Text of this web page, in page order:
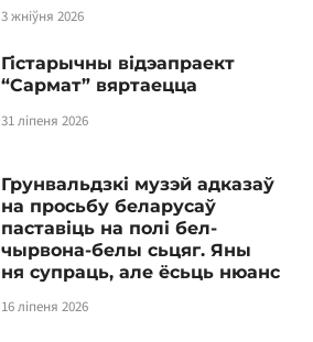
3 жніўня 2026
Гістарычны відэапраект
“Сармат” вяртаецца
31 ліпеня 2026
Грунвальдзкі музэй адказаў
на просьбу беларусаў
паставіць на полі бел-
чырвона-белы сьцяг. Яны
ня супраць, але ёсьць нюанс
16 ліпеня 2026